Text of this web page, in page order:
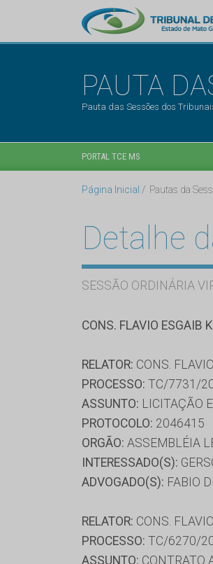
PAUTA
Pauta das Sessões dos
PORTAL TCE MS
Página Inicial Pautas da
Detalhe
SESSÃO ORDINÁRIA
CONS. FLAVIO ESGAIB
RELATOR: CONS.
PROCESSO: TC/7731/
ASSUNTO: LICITAÇÃO
PROTOCOLO: 2046415
ORGÃO: ASSEMBLÉIA
INTERESSADO(S):
ADVOGADO(S): FABIO
RELATOR: CONS.
PROCESSO: TC/6270/
ASSUNTO: CONTRATO